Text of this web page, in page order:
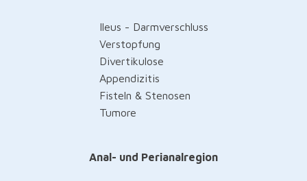
Ileus - Darmverschluss
Verstopfung
Divertikulose
Appendizitis
Fisteln & Stenosen
Tumore
Anal- und Perianalregion